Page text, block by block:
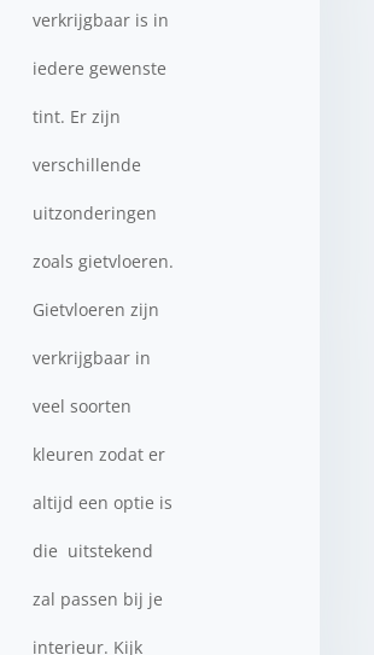
verkrijgbaar is in
iedere gewenste
tint. Er zijn
verschillende
uitzonderingen
zoals gietvloeren.
Gietvloeren zijn
verkrijgbaar in
veel soorten
kleuren zodat er
altijd een optie is
die uitstekend
zal passen bij je
interieur. Kijk